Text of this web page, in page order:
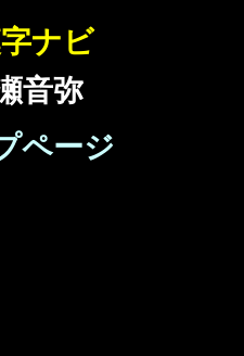
ナビ
音弥
ページ